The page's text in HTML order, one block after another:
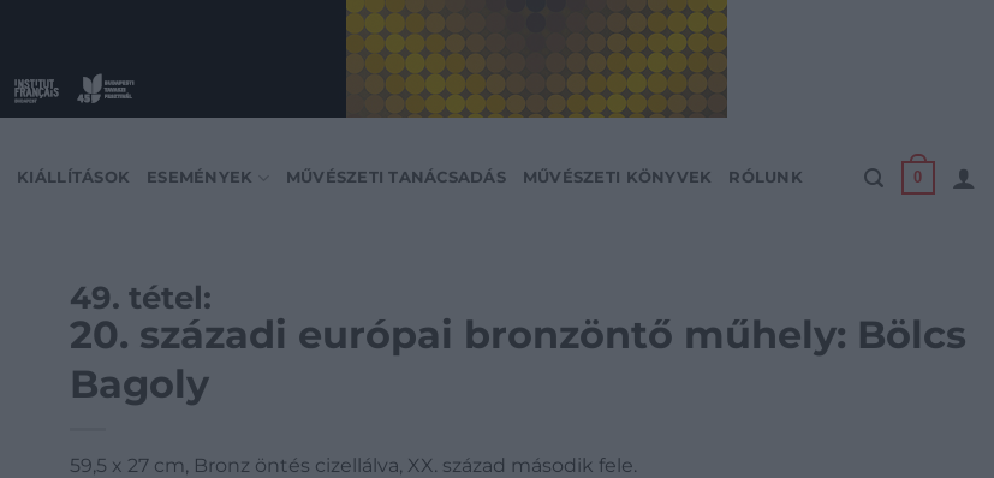
KIÁLLÍTÁSOK ESEMÉNYEK MŰVÉSZETI TANÁCSADÁS MŰVÉSZETI KÖNYVEK RÓLUNK 0
49. tétel:
20. századi európai bronzöntő műhely: Bölcs
Bagoly
59,5 x 27 cm, Bronz öntés cizellálva, XX. század második fele.